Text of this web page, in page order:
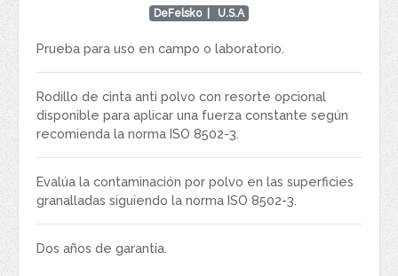
DeFelsko| U.S.A
Prueba para uso en campo o laboratorio.
Rodillo de cinta anti polvo con resorte opcional
disponible para aplicar una fuerza constante según
recomienda la norma ISO 8502-3.
Evalúa la contaminación por polvo en las superficies
granalladas siguiendo la norma ISO 8502-3.
Dos años de garantía.